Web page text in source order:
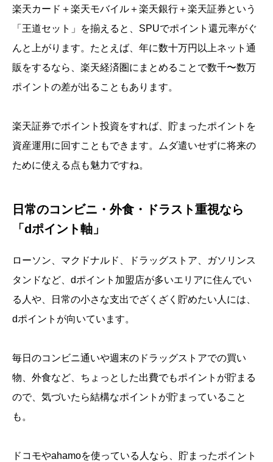
楽天カード＋楽天モバイル＋楽天銀行＋楽天証券という
「王道セット」を揃えると、SPUでポイント還元率がぐ
んと上がります。たとえば、年に数十万円以上ネット通
販をするなら、楽天経済圏にまとめることで数千〜数万
ポイントの差が出ることもあります。
楽天証券でポイント投資をすれば、貯まったポイントを
資産運用に回すこともできます。ムダ遣いせずに将来の
ために使える点も魅力ですね。
日常のコンビニ・外食・ドラスト重視なら
「dポイント軸」
ローソン、マクドナルド、ドラッグストア、ガソリンス
タンドなど、dポイント加盟店が多いエリアに住んでい
る人や、日常の小さな支出でざくざく貯めたい人には、
dポイントが向いています。
毎日のコンビニ通いや週末のドラッグストアでの買い
物、外食など、ちょっとした出費でもポイントが貯まる
ので、気づいたら結構なポイントが貯まっていること
も。
ドコモやahamoを使っている人なら、貯まったポイント